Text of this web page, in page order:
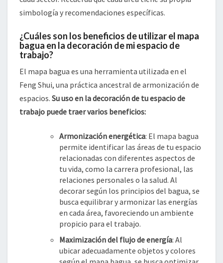
simbología y recomendaciones específicas.
¿Cuáles son los beneficios de utilizar el mapa
bagua en la decoración de mi espacio de
trabajo?
El mapa bagua es una herramienta utilizada en el
Feng Shui, una práctica ancestral de armonización de
espacios. Su uso en la decoración de tu espacio de
trabajo puede traer varios beneficios:
Armonización energética: El mapa bagua
permite identificar las áreas de tu espacio
relacionadas con diferentes aspectos de
tu vida, como la carrera profesional, las
relaciones personales o la salud. Al
decorar según los principios del bagua, se
busca equilibrar y armonizar las energías
en cada área, favoreciendo un ambiente
propicio para el trabajo.
Maximización del flujo de energía: Al
ubicar adecuadamente objetos y colores